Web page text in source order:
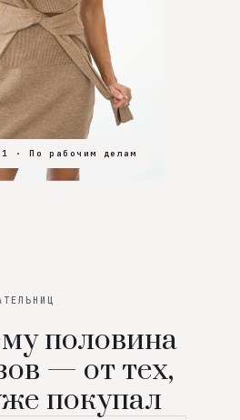
· По рабочим делам
· В зал
· На особенный вечер
половина
— от тех,
покупал